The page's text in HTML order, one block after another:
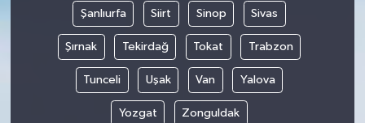
Şanlıurfa Siirt Sinop Sivas
Şırnak Tekirdağ Tokat Trabzon
Tunceli Uşak Van Yalova
Yozgat Zonguldak